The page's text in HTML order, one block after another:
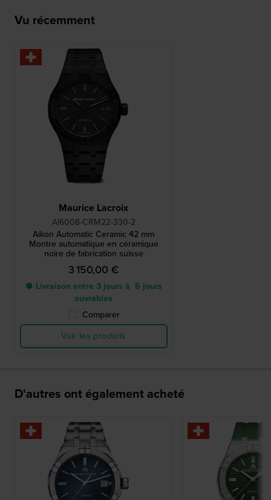
Vu récemment
Maurice Lacroix
AI6008-CRM22-330-2
Aikon Automatic Ceramic 42 mm
Montre automatique en céramique
noire de fabrication suisse
3 150,00 €
● Livraison entre 3 jours à 6 jours
ouvrables
Comparer
Voir les produits
D'autres ont également acheté